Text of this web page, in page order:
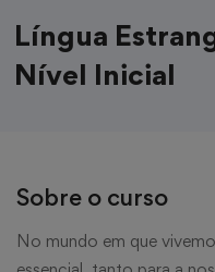
Língua
Nível Inicial
Sobre o curso
No mundo em que